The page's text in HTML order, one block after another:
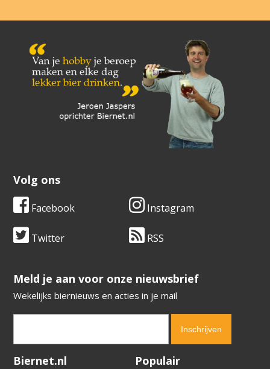
Volg ons
Facebook Instagram
Twitter RSS
​​​​​​​Meld je aan voor onze nieuwsbrief
Wekelijks biernieuws en acties in je mail
Verification code:
Biernet.nl Populair